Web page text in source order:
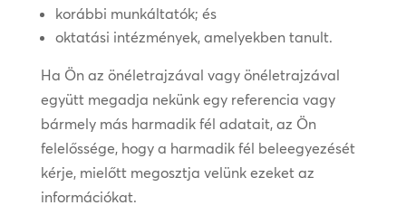
korábbi munkáltatók; és
oktatási intézmények, amelyekben tanult.
Ha Ön az önéletrajzával vagy önéletrajzával
együtt megadja nekünk egy referencia vagy
bármely más harmadik fél adatait, az Ön
felelőssége, hogy a harmadik fél beleegyezését
kérje, mielőtt megosztja velünk ezeket az
információkat.